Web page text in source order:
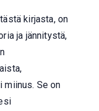
kirjasta, on
ja jännitystä,
miinus. Se on